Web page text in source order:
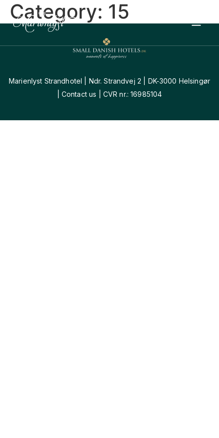
Category: 15
Marienlyst Strandhotel | Ndr. Strandvej 2 | DK-3000 Helsingør
| Contact us | CVR nr.: 16985104